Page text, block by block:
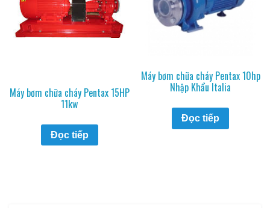
Máy bơm chữa cháy Pentax 15HP
11kw
Đọc tiếp
Máy bơm chữa cháy Pentax 10hp
Nhập Khẩu Italia
Đọc tiếp